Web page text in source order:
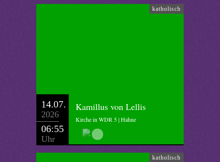
katholisch
14.07.
2026
06:55
Uhr
Kamillus von Lellis
Kirche in WDR 5 | Hahne
katholisch